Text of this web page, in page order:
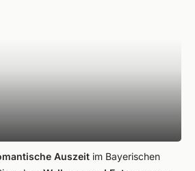
Auszeit im Bayerischen